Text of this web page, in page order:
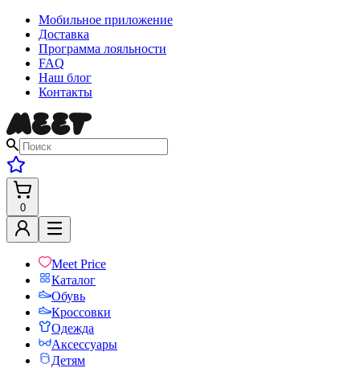
Мобильное приложение
Доставка
Программа лояльности
FAQ
Наш блог
Контакты
0
Meet Price
Каталог
Обувь
Кроссовки
Одежда
Аксессуары
Детям